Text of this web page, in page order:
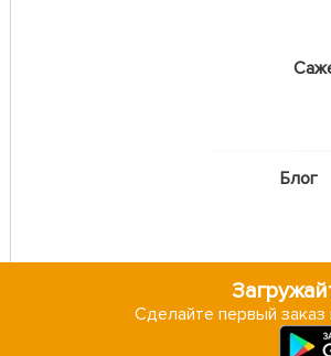
Блог
Сделайте первый заказ